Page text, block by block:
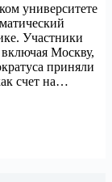
университете
Участники
Москву,
приняли
счет на…